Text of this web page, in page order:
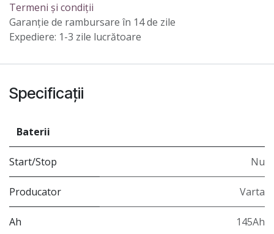
Termeni și condiții
Garanție de rambursare în 14 de zile
Expediere: 1-3 zile lucrătoare
Specificații
Baterii
Start/Stop Nu
Producator Varta
Ah 145Ah